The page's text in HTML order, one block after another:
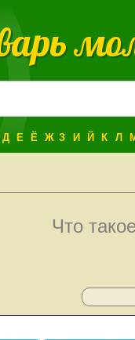
Д Е Ё Ж З И Й К Л
Что